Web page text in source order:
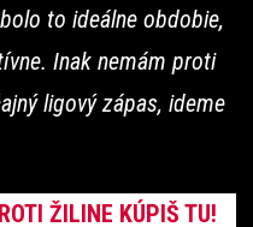
to ideálne obdobie,
Inak nemám proti
ligový zápas, ideme
ŽILINE KÚPIŠ TU!